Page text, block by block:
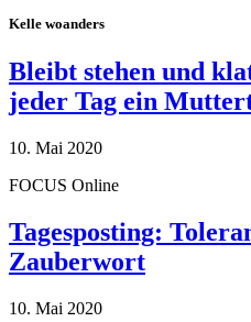
Kelle woanders
Bleibt stehen und
jeder Tag ein
10. Mai 2020
FOCUS Online
Tagesposting:
Zauberwort
10. Mai 2020